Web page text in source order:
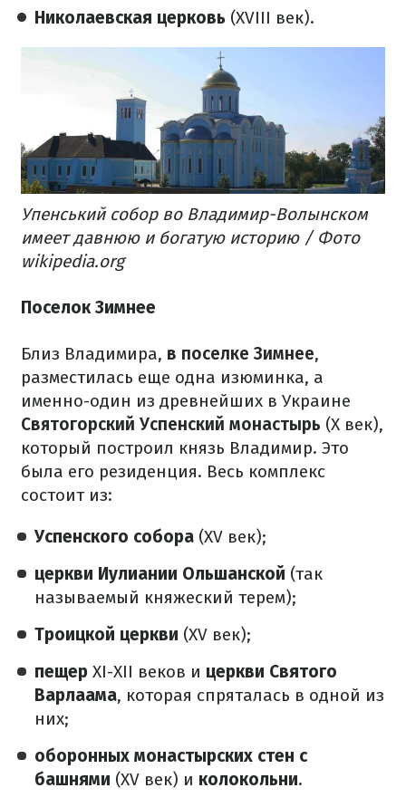
Николаевская церковь (XVIII век).
Упенський собор во Владимир-Волынском
имеет давнюю и богатую историю / Фото
wikipedia.org
Поселок Зимнее
Близ Владимира, в поселке Зимнее,
разместилась еще одна изюминка, а
именно-один из древнейших в Украине
Святогорский Успенский монастырь (X век),
который построил князь Владимир. Это
была его резиденция. Весь комплекс
состоит из:
Успенского собора (XV век);
церкви Иулиании Ольшанской (так
называемый княжеский терем);
Троицкой церкви (XV век);
пещер ХІ-ХІІ веков и церкви Святого
Варлаама, которая спряталась в одной из
них;
оборонных монастырских стен с
башнями (XV век) и колокольни.